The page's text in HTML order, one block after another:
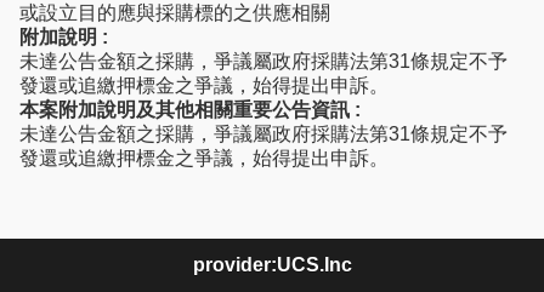
或設立目的應與採購標的之供應相關
附加說明 :
未達公告金額之採購，爭議屬政府採購法第31條規定不予
發還或追繳押標金之爭議，始得提出申訴。
本案附加說明及其他相關重要公告資訊 :
未達公告金額之採購，爭議屬政府採購法第31條規定不予
發還或追繳押標金之爭議，始得提出申訴。
provider:UCS.Inc